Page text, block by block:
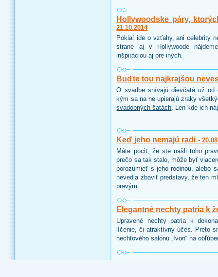
Hollywoodske páry,
21.10.2014
Pokiaľ ide o vzťahy, ani celebrity
strane aj v Hollywoode
inšpiráciou aj pre iných.
Buďte tou najkrajšou
O svadbe snívajú dievčatá už
kým sa na ne upierajú zraky
svadobných šatách. Len kde ich
Keď jeho nemajú radi -
Máte pocit, že ste našli toho
prečo sa tak stalo, môže byť
porozumieť s jeho rodinou, alebo
nevedia zbaviť predstavy, že ten
pravým.
Elegantné nechty patria k
Upravené nechty patria k
líčenie, či atraktívny účes. Preto
nechtového salónu „Ivon“ na